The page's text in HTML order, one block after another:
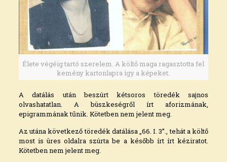
Élete végéig tartó szerelem. A költő maga ragasztotta fel
kemény kartonlapra így a képeket.
A datálás után beszúrt kétsoros töredék sajnos
olvashatatlan. A büszkeségről írt aforizmának,
epigrammának tűnik. Kötetben nem jelent meg.
Az utána következő töredék datálása „66. I. 3”., tehát a költő
most is üres oldalra szúrta be a később írt írt kéziratot.
Kötetben nem jelent meg.